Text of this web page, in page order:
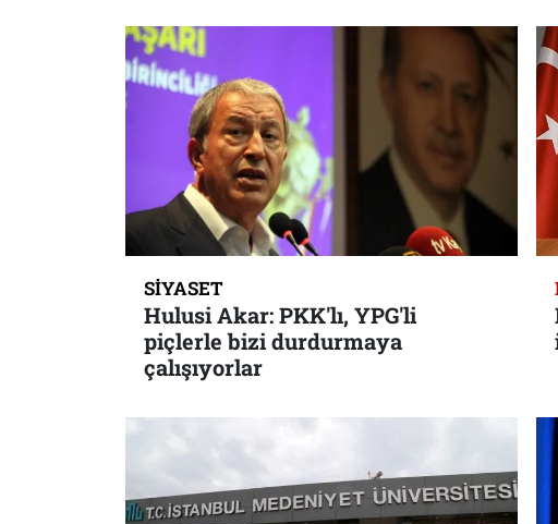
SIYASET
Hulusi Akar: PKK'lı, YPG'li
piçlerle bizi durdurmaya
çalışıyorlar